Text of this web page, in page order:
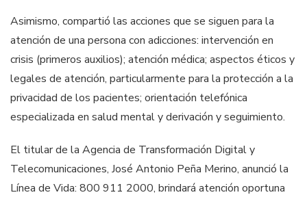
Asimismo, compartió las acciones que se siguen para la
atención de una persona con adicciones: intervención en
crisis (primeros auxilios); atención médica; aspectos éticos y
legales de atención, particularmente para la protección a la
privacidad de los pacientes; orientación telefónica
especializada en salud mental y derivación y seguimiento.
El titular de la Agencia de Transformación Digital y
Telecomunicaciones, José Antonio Peña Merino, anunció la
Línea de Vida: 800 911 2000, brindará atención oportuna